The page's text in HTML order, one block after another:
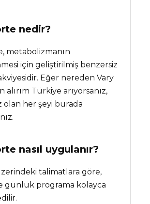
nedir?
metabolizmanın
için geliştirilmiş benzersiz
Eğer nereden Vary
alırım Türkiye arıyorsanız,
olan her şeyi burada
nasıl uygulanır?
talimatlara göre,
günlük programa kolayca